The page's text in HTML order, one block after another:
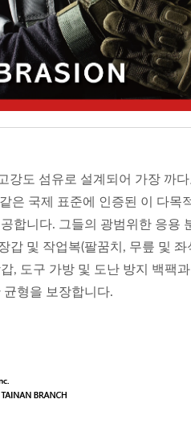
도 섬유로 설계되어 가장 까
은 국제 표준에 인증된 이 다목
합니다. 그들의 광범위한 응용
및 작업복(팔꿈치, 무릎 및 좌
, 도구 가방 및 도난 방지 백팩과
형을 보장합니다.